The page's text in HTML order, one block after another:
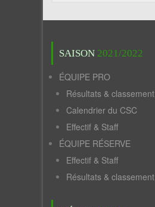
SAISON 2021/2022
ÉQUIPE PRO
Résultats & classement
Calendrier du CSC
Effectif & Staff
ÉQUIPE RÉSERVE
Effectif & Staff
Résultats & classement